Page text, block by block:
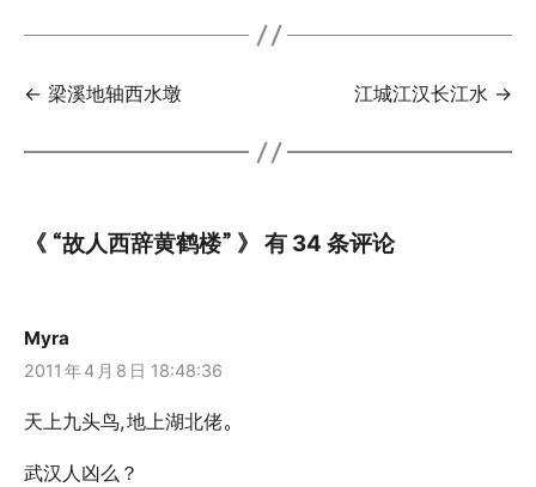
← 梁溪地轴西水墩 江城江汉长江水 →
《 “故人西辞黄鹤楼” 》 有 34 条评论
Myra
2011 年4 月 8 日 18:48:36
天上九头鸟,地上湖北佬。
武汉人凶么？